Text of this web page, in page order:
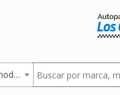
Todas los modelos